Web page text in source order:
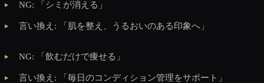
NG: 「シミが消える」
言い換え: 「肌を整え、うるおいのある印象へ」
NG: 「飲むだけで痩せる」
言い換え: 「毎日のコンディション管理をサポート」